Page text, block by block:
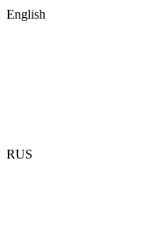
English
RUS